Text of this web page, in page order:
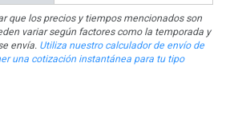
que los precios y tiempos mencionados son
variar según factores como la temporada y
envía. Utiliza nuestro calculador de envío de
una cotización instantánea para tu tipo